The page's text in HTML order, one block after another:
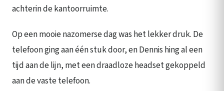
achterin de kantoorruimte.
Op een mooie nazomerse dag was het lekker druk. De
telefoon ging aan één stuk door, en Dennis hing al een
tijd aan de lijn, met een draadloze headset gekoppeld
aan de vaste telefoon.